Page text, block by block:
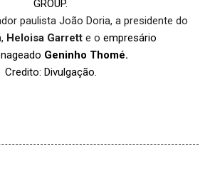
GROUP.
paulista João Doria, a presidente do
Heloisa Garrett e o empresário
Geninho Thomé.
Credito: Divulgação.